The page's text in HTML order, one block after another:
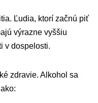
Ľudia, ktorí začnú piť
výrazne vyššiu
v dospelosti.
zdravie. Alkohol sa